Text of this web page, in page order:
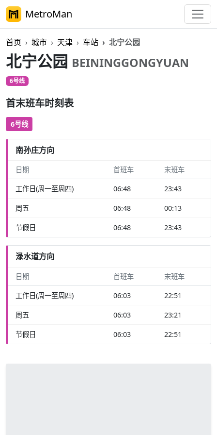
MetroMan
首页 城市 天津 车站 北宁公园
北宁公园 BEININGGONGYUAN
6号线
首末班车时刻表
6号线
南孙庄方向
日期 首班车 末班车
工作日(周一至周四) 06:48 23:43
周五 06:48 00:13
节假日 06:48 23:43
渌水道方向
日期 首班车 末班车
工作日(周一至周四) 06:03 22:51
周五 06:03 23:21
节假日 06:03 22:51